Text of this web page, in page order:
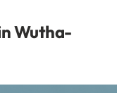
Wutha-